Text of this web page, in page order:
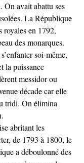
On avait abattu ses
La République
royales en 1792,
des monarques.
soi-même,
la puissance
messidor ou
décade car elle
tridi. On élimina
abritant les
de 1793 à 1800, le
a déboulonné des